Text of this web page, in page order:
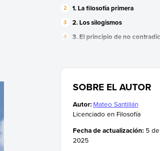
1. La filosofía primera
2. Los silogismos
3. El principio de no
6. La crítica al pensamiento
7. La multiplicidad de las
8. El sistema geocéntrico
9. Los elementos de la
10. La filosofía política
SOBRE EL AUTOR
Autor: Mateo Santillán
Licenciado en Filosofía
Fecha de actualización: 5
2025